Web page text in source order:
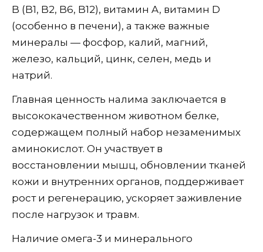
B (B1, B2, B6, B12), витамин A, витамин D
(особенно в печени), а также важные
минералы — фосфор, калий, магний,
железо, кальций, цинк, селен, медь и
натрий.
Главная ценность налима заключается в
высококачественном животном белке,
содержащем полный набор незаменимых
аминокислот. Он участвует в
восстановлении мышц, обновлении тканей
кожи и внутренних органов, поддерживает
рост и регенерацию, ускоряет заживление
после нагрузок и травм.
Наличие омега-3 и минерального